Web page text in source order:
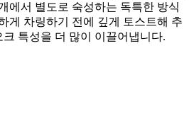
에서 별도로 숙성하는 독특한 방식
게 차링하기 전에 깊게 토스트해 추
특성을 더 많이 이끌어냅니다.